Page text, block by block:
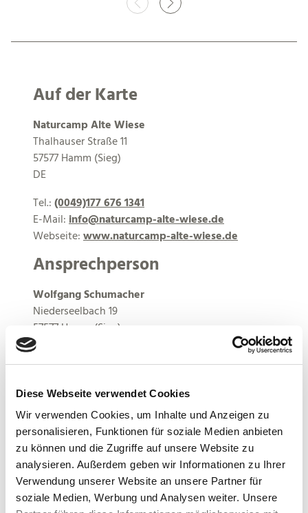
Diese Webseite verwendet Cookies
Wir verwenden Cookies, um Inhalte und Anzeigen zu
personalisieren, Funktionen für soziale Medien anbieten
zu können und die Zugriffe auf unsere Website zu
analysieren. Außerdem geben wir Informationen zu Ihrer
Verwendung unserer Website an unsere Partner für
soziale Medien, Werbung und Analysen weiter. Unsere
Auf der Karte
Naturcamp Alte Wiese
Thalhauser Straße 11
57577 Hamm (Sieg)
DE
Tel.:(0049)177 676 1341
E-Mail:info@naturcamp-alte-wiese.de
Webseite:www.naturcamp-alte-wiese.de
Ansprechperson
Wolfgang Schumacher
Niederseelbach 19
57577 Hamm (Sieg)
DE
E-Mail:info@naturcamp-alte-wiese.de
Anreise planen